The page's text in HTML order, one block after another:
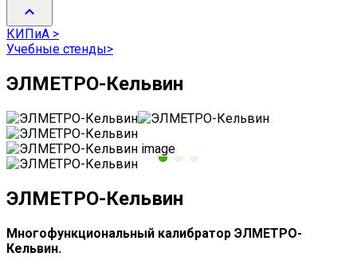
КИПиА >
Учебные стенды>
ЭЛМЕТРО-Кельвин
ЭЛМЕТРО-Кельвин
Многофункциональный калибратор ЭЛМЕТРО-
Кельвин.